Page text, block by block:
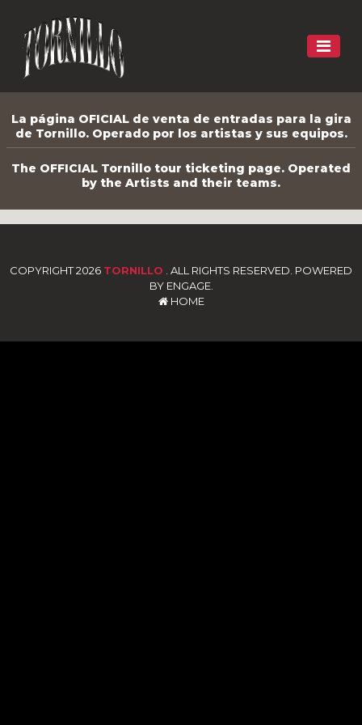
La página OFICIAL de venta de entradas para la gira
de Tornillo. Operado por los artistas y sus equipos.
The OFFICIAL Tornillo tour ticketing page. Operated
by the Artists and their teams.
COPYRIGHT 2026 TORNILLO . ALL RIGHTS RESERVED. POWERED
BY ENGAGE.
HOME